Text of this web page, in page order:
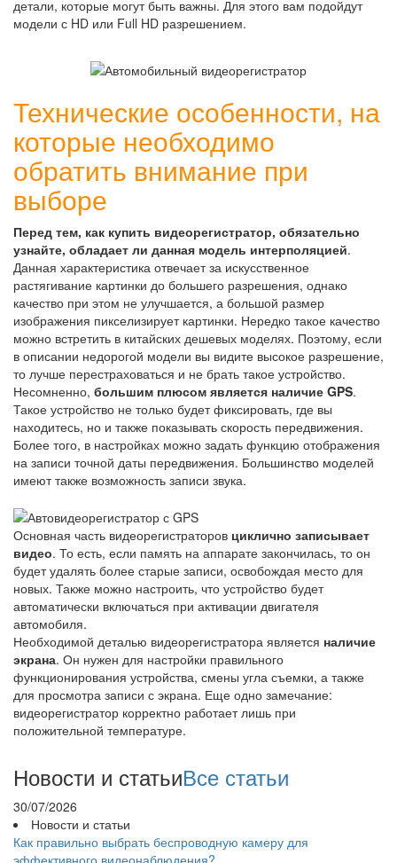
детали, которые могут быть важны. Для этого вам подойдут
модели с HD или Full HD разрешением.
Технические особенности, на
которые необходимо
обратить внимание при
выборе
Перед тем, как купить видеорегистратор, обязательно
узнайте, обладает ли данная модель интерполяцией.
Данная характеристика отвечает за искусственное
растягивание картинки до большего разрешения, однако
качество при этом не улучшается, а большой размер
изображения пикселизирует картинки. Нередко такое качество
можно встретить в китайских дешевых моделях. Поэтому, если
в описании недорогой модели вы видите высокое разрешение,
то лучше перестраховаться и не брать такое устройство.
Несомненно, большим плюсом является наличие GPS.
Такое устройство не только будет фиксировать, где вы
находитесь, но и также показывать скорость передвижения.
Более того, в настройках можно задать функцию отображения
на записи точной даты передвижения. Большинство моделей
имеют также возможность записи звука.
Основная часть видеорегистраторов циклично записывает
видео. То есть, если память на аппарате закончилась, то он
будет удалять более старые записи, освобождая место для
новых. Также можно настроить, что устройство будет
автоматически включаться при активации двигателя
автомобиля.
Необходимой деталью видеорегистратора является наличие
экрана. Он нужен для настройки правильного
функционирования устройства, смены угла съемки, а также
для просмотра записи с экрана. Еще одно замечание:
видеорегистратор корректно работает лишь при
положительной температуре.
Новости и статьиВсе статьи
30/07/2026
Новости и статьи
Как правильно выбрать беспроводную камеру для
эффективного видеонаблюдения?